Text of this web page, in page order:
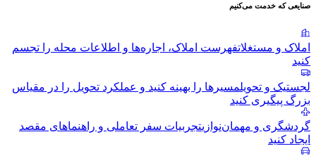
صنایعی که خدمت می‌کنیم
املاک و مستغلاتفهرست املاک، اجاره‌ها و اطلاعات محله را تجسم
کنید
لجستیک و تحویلمسیرها را بهینه کنید و عملکرد تحویل را در مقیاس
بزرگ پیگیری کنید
گردشگری و مهمان‌نوازیتجربیات سفر تعاملی و راهنماهای مقصد
ایجاد کنید